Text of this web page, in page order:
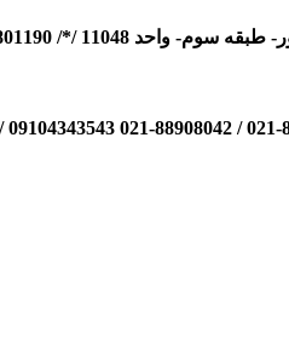
/ 09104343543 / 09101115862
021-88801190 /